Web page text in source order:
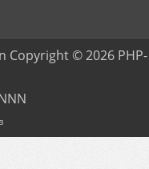
Copyright © 2026 PHP-